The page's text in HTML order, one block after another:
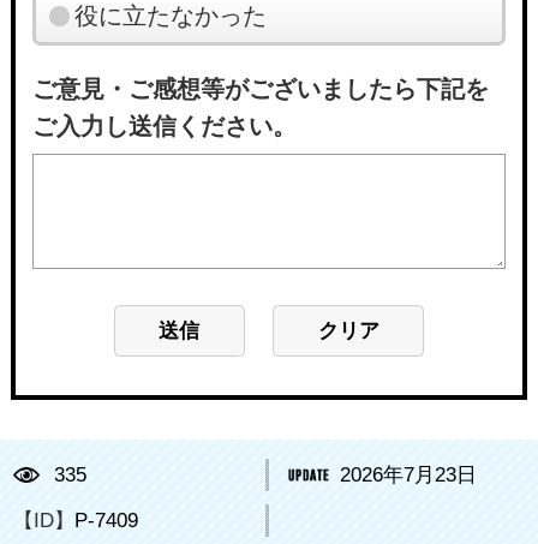
役に立たなかった
ご意見・ご感想等がございましたら下記を
ご入力し送信ください。
335 2026年7月23日
【ID】 P-7409